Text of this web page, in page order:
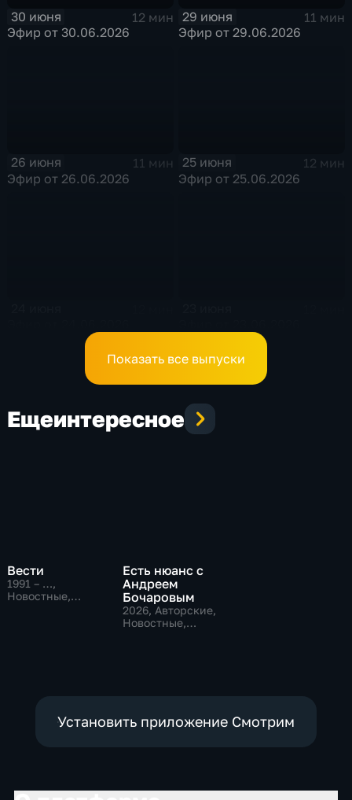
30 июня
12 мин
Эфир от 30.06.2026
29 июня
11 мин
Эфир от 29.06.2026
26 июня
11 мин
Эфир от 26.06.2026
25 июня
12 мин
Эфир от 25.06.2026
Показать все выпуски
Ещеинтересное
Вести
1991 – …,
Новостные,
Есть нюанс с
Андреем
Бочаровым
2026, Авторские,
Новостные,
Установить приложение Смотрим